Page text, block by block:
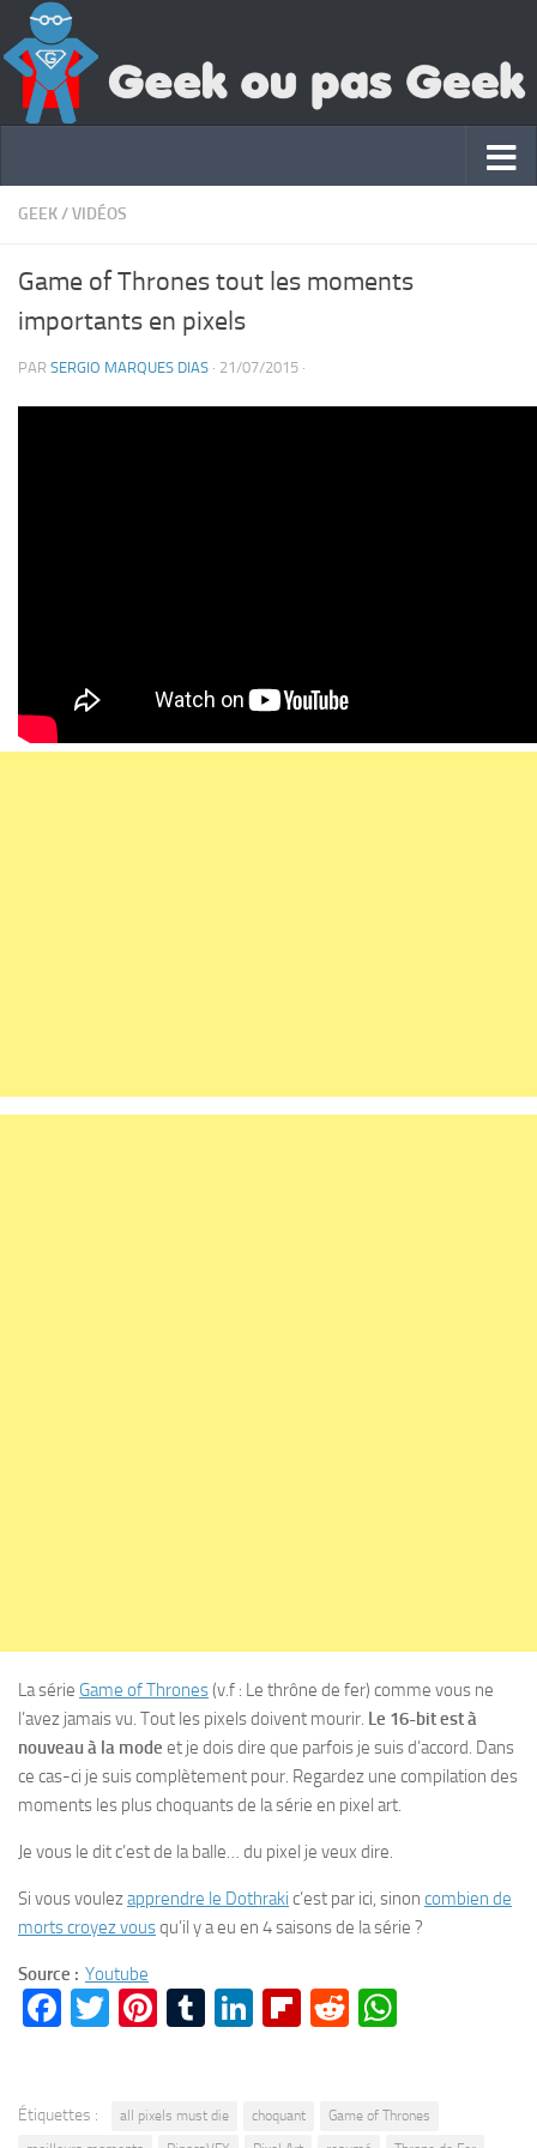
GEEK/VIDÉOS
Game of Thrones tout les moments
importants en pixels
PAR SERGIO MARQUES DIAS · 21/07/2015 ·
La série Game of Thrones(v.f : Le thrône de fer) comme vous ne
l’avez jamais vu. Tout les pixels doivent mourir. Le 16-bit est à
nouveau à la mode et je dois dire que parfois je suis d’accord. Dans
ce cas-ci je suis complètement pour. Regardez une compilation des
moments les plus choquants de la série en pixel art.
Je vous le dit c’est de la balle… du pixel je veux dire.
Si vous voulezapprendre le Dothraki c’est par ici, sinon combien de
morts croyez vousqu’il y a eu en 4 saisons de la série ?
Source : Youtube
Facebook
Twitter
Pinterest
Tumblr
LinkedIn
Flipboard
Reddit
Étiquettes : all pixels must die choquant
Game of Thrones